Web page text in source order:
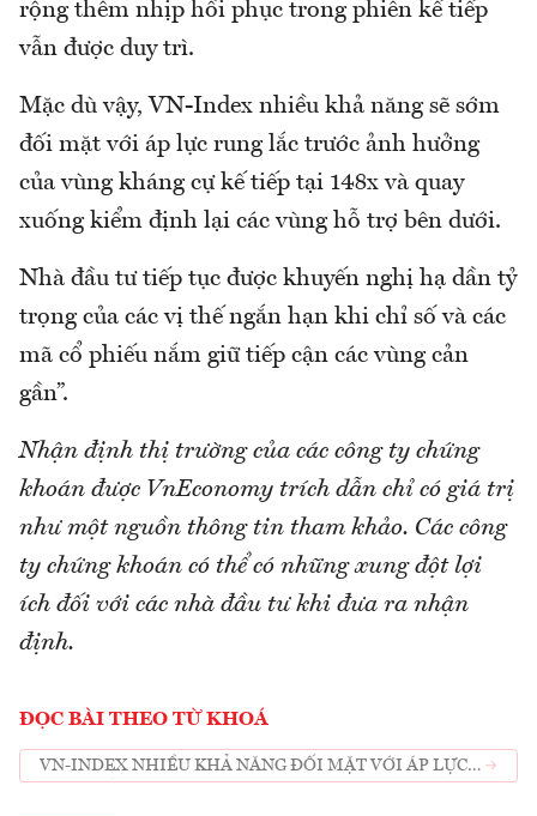
rộng thêm nhịp hồi phục trong phiên kế tiếp
vẫn được duy trì.
Mặc dù vậy, VN-Index nhiều khả năng sẽ sớm
đối mặt với áp lực rung lắc trước ảnh hưởng
của vùng kháng cự kế tiếp tại 148x và quay
xuống kiểm định lại các vùng hỗ trợ bên dưới.
Nhà đầu tư tiếp tục được khuyến nghị hạ dần tỷ
trọng của các vị thế ngắn hạn khi chỉ số và các
mã cổ phiếu nắm giữ tiếp cận các vùng cản
gần”.
Nhận định thị trường của các công ty chứng
khoán được VnEconomy trích dẫn chỉ có giá trị
như một nguồn thông tin tham khảo. Các công
ty chứng khoán có thể có những xung đột lợi
ích đối với các nhà đầu tư khi đưa ra nhận
định.
ĐỌC BÀI THEO TỪ KHOÁ
VN-INDEX NHIỀU KHẢ NĂNG ĐỐI MẶT VỚI ÁP LỰC